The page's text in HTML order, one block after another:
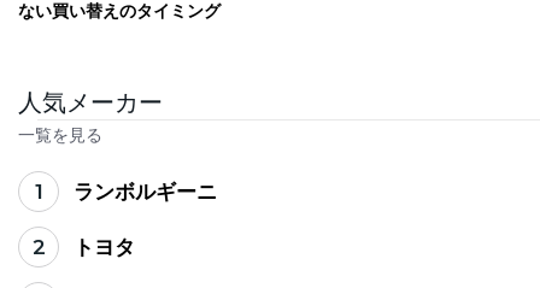
ない買い替えのタイミング
人気メーカー
一覧を見る
1 ランボルギーニ
2 トヨタ